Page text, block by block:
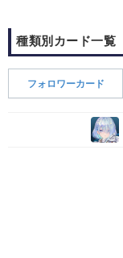
種類別カード一覧
フォロワーカード